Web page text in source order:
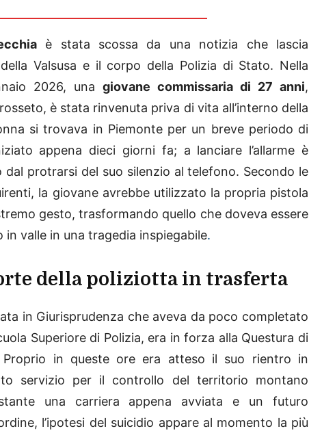
è stata scossa da una notizia che lascia
Valsusa e il corpo della Polizia di Stato. Nella
2026, una giovane commissaria di 27 anni,
è stata rinvenuta priva di vita all’interno della
si trovava in Piemonte per un breve periodo di
appena dieci giorni fa; a lanciare l’allarme è
protrarsi del suo silenzio al telefono. Secondo le
la giovane avrebbe utilizzato la propria pistola
gesto, trasformando quello che doveva essere
valle in una tragedia inspiegabile.
della poliziotta in trasferta
in Giurisprudenza che aveva da poco completato
Superiore di Polizia, era in forza alla Questura di
Proprio in queste ore era atteso il suo rientro in
servizio per il controllo del territorio montano
una carriera appena avviata e un futuro
l’ipotesi del suicidio appare al momento la più